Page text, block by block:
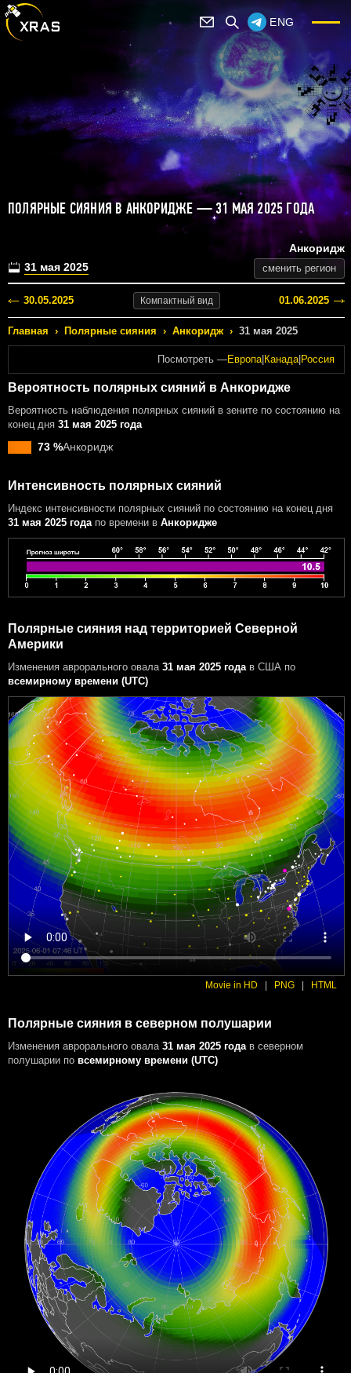
ENG
ПОЛЯРНЫЕ СИЯНИЯ В АНКОРИДЖЕ — 31 МАЯ 2025 ГОДА
31 мая 2025
Анкоридж
сменить регион
30.05.2025 Компактный вид 01.06.2025
Главная › Полярные сияния › Анкоридж › 31 мая 2025
Посмотреть —Европа| Канада| Россия
Вероятность полярных сияний в Анкоридже
Вероятность наблюдения полярных сияний в зените по состоянию на
конец дня 31 мая 2025 года
73 %Анкоридж
Интенсивность полярных сияний
Индекс интенсивности полярных сияний по состоянию на конец дня
31 мая 2025 годапо времени в Анкоридже
Полярные сияния над территорией Северной
Америки
Изменения аврорального овала 31 мая 2025 годав США по
всемирному времени (UTC)
Movie in HD | PNG | HTML
Полярные сияния в северном полушарии
Изменения аврорального овала 31 мая 2025 года в северном
полушарии по всемирному времени (UTC)